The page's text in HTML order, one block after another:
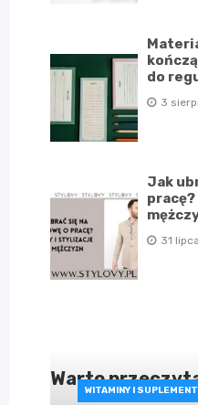
do
3
Jak
31
Warto
WITAMINY I